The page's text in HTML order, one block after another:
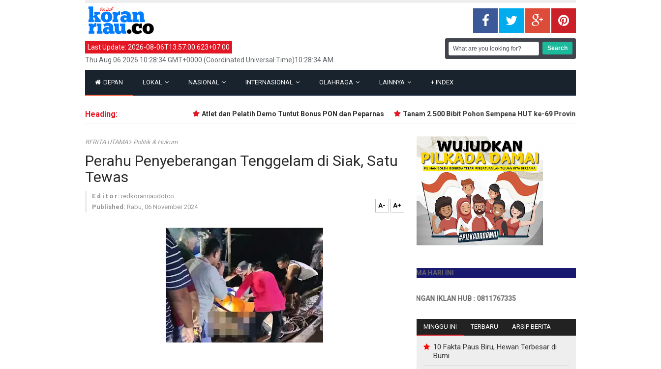
Last Update: 2026-08-06T13:57:00.623+07:00
Thu Aug 06 2026 10:28:34 GMT+0000 (Coordinated Universal Time)10:28:34 AM
DEPAN LOKAL NASIONAL INTERNASIONAL OLAHRAGA LAINNYA + INDEX
Heading: Atlet dan Pelatih Demo Tuntut Bonus PON dan Peparnas Tanam 2.500 Bibit Pohon Sempena HUT ke-69 Provinsi Riau
BERITA UTAMA Politik & Hukum
Perahu Penyeberangan Tenggelam di Siak, Satu
Tewas
E d i t o r: redkoranriaudotco
Published: Rabu, 06 November 2024 A- A+
JADILAH PEMBACA PERTAMA HARI INI
INFO PEMASANGAN IKLAN HUB : 0811767335
MINGGU INI TERBARU ARSIP BERITA
10 Fakta Paus Biru, Hewan Terbesar di
Bumi